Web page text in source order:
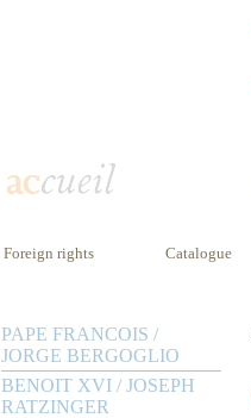
Foreign rights Catalogue
PAPE FRANCOIS /
JORGE BERGOGLIO
BENOIT XVI / JOSEPH
RATZINGER